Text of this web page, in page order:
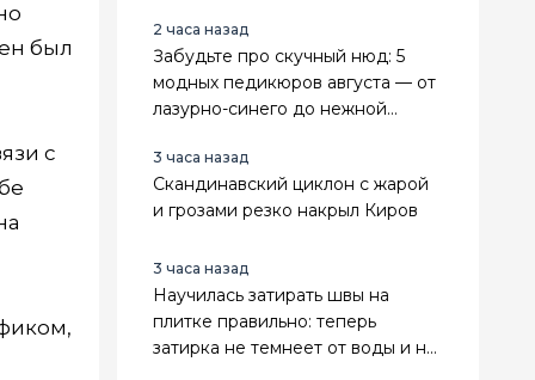
был
с
2 часа назад
Забудьте про скучный нюд: 5
модных педикюров августа — от
лазурно-синего до нежной
3 часа назад
Скандинавский циклон с жарой
и грозами резко накрыл Киров
3 часа назад
Научилась затирать швы на
плитке правильно: теперь
затирка не темнеет от воды и не